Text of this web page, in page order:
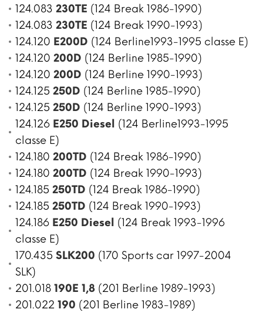
124.083 230TE (124 Break 1986-1990)
124.083 230TE (124 Break 1990-1993)
124.120 E200D (124 Berline1993-1995 classe E)
124.120 200D (124 Berline 1985-1990)
124.120 200D (124 Berline 1990-1993)
124.125 250D (124 Berline 1985-1990)
124.125 250D (124 Berline 1990-1993)
124.126 E250 Diesel (124 Berline1993-1995
classe E)
124.180 200TD (124 Break 1986-1990)
124.180 200TD (124 Break 1990-1993)
124.185 250TD (124 Break 1986-1990)
124.185 250TD (124 Break 1990-1993)
124.186 E250 Diesel (124 Break 1993-1996
classe E)
170.435 SLK200 (170 Sports car 1997-2004
SLK)
201.018 190E 1,8 (201 Berline 1989-1993)
201.022 190 (201 Berline 1983-1989)